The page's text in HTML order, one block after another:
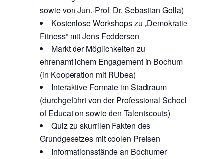
sowie von Jun.-Prof. Dr. Sebastian Golla)
Kostenlose Workshops zu „Demokratie
Fitness“ mit Jens Feddersen
Markt der Möglichkeiten zu
ehrenamtlichem Engagement in Bochum
(in Kooperation mit RUbea)
Interaktive Formate im Stadtraum
(durchgeführt von der Professional School
of Education sowie den Talentscouts)
Quiz zu skurrilen Fakten des
Grundgesetzes mit coolen Preisen
Informationsstände an Bochumer